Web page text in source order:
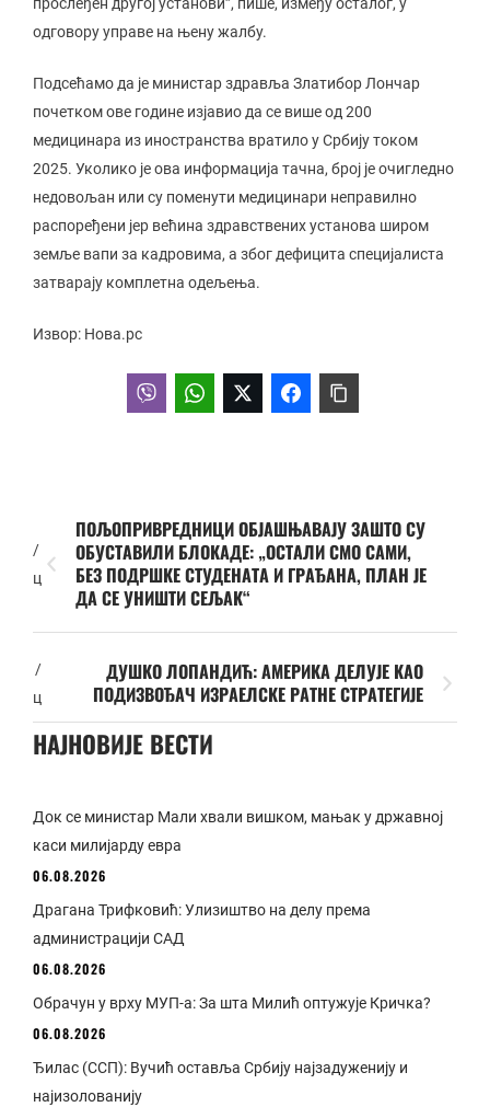
одговору управе на њену жалбу.
Подсећамо да је министар здравља Златибор Лончар
почетком ове године изјавио да се више од 200
медицинара из иностранства вратило у Србију током
2025. Уколико је ова информација тачна, број је очигледно
недовољан или су поменути медицинари неправилно
распоређени јер већина здравствених установа широм
земље вапи за кадровима, а због дефицита специјалиста
затварају комплетна одељења.
Извор: Нова.рс
/
ц
ПОЉОПРИВРЕДНИЦИ ОБЈАШЊАВАЈУ ЗАШТО СУ
ОБУСТАВИЛИ БЛОКАДЕ: „ОСТАЛИ СМО САМИ,
БЕЗ ПОДРШКЕ СТУДЕНАТА И ГРАЂАНА, ПЛАН ЈЕ
ДА СЕ УНИШТИ СЕЉАК“
/
ц
ДУШКО ЛОПАНДИЋ: АМЕРИКА ДЕЛУЈЕ КАО
ПОДИЗВОЂАЧ ИЗРАЕЛСКЕ РАТНЕ СТРАТЕГИЈЕ
НАЈНОВИЈЕ ВЕСТИ
Док се министар Мали хвали вишком, мањак у државној
каси милијарду евра
06.08.2026
Драгана Трифковић: Улизиштво на делу према
администрацији САД
06.08.2026
Обрачун у врху МУП-а: За шта Милић оптужује Кричка?
06.08.2026
Ђилас (ССП): Вучић оставља Србију најзадуженију и
најизолованију